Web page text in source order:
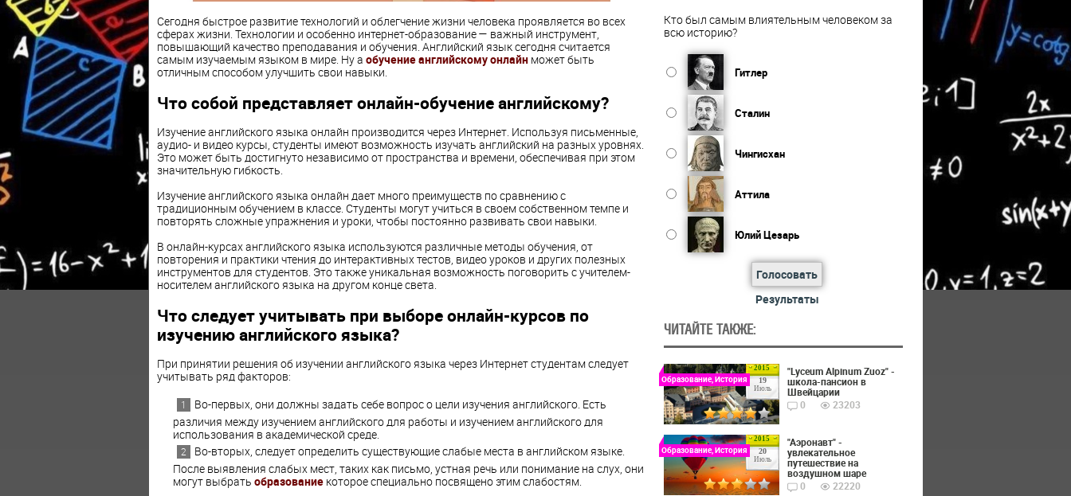
Сегодня быстрое развитие технологий и облегчение жизни человека проявляется во всех
сферах жизни. Технологии и особенно интернет-образование — важный инструмент,
повышающий качество преподавания и обучения. Английский язык сегодня считается
самым изучаемым языком в мире. Ну а обучение английскому онлайнможет быть
отличным способом улучшить свои навыки.
Что собой представляет онлайн-обучение английскому?
Изучение английского языка онлайн производится через Интернет. Используя письменные,
аудио- и видео курсы, студенты имеют возможность изучать английский на разных уровнях.
Это может быть достигнуто независимо от пространства и времени, обеспечивая при этом
значительную гибкость.
Изучение английского языка онлайн дает много преимуществ по сравнению с
традиционным обучением в классе. Студенты могут учиться в своем собственном темпе и
повторять сложные упражнения и уроки, чтобы постоянно развивать свои навыки.
В онлайн-курсах английского языка используются различные методы обучения, от
повторения и практики чтения до интерактивных тестов, видео уроков и других полезных
инструментов для студентов. Это также уникальная возможность поговорить с учителем-
носителем английского языка на другом конце света.
Что следует учитывать при выборе онлайн-курсов по
изучению английского языка?
При принятии решения об изучении английского языка через Интернет студентам следует
учитывать ряд факторов:
Во-первых, они должны задать себе вопрос о цели изучения английского. Есть
различия между изучением английского для работы и изучением английского для
использования в академической среде.
Во-вторых, следует определить существующие слабые места в английском языке.
После выявления слабых мест, таких как письмо, устная речь или понимание на слух, они
могут выбрать образованиекоторое специально посвящено этим слабостям.
Кто был самым влиятельным человеком за
всю историю?
Гитлер
Сталин
Чингисхан
Аттила
Юлий Цезарь
Голосовать
Результаты
ЧИТАЙТЕ ТАКЖЕ:
2015
19
Июль
Образование, История
"Lyceum Alpinum Zuoz" -
школа-пансион в
Швейцарии
0
23203
2015
20
Июль
Образование, История
"Аэронавт" -
увлекательное
путешествие на
воздушном шаре
0
22220